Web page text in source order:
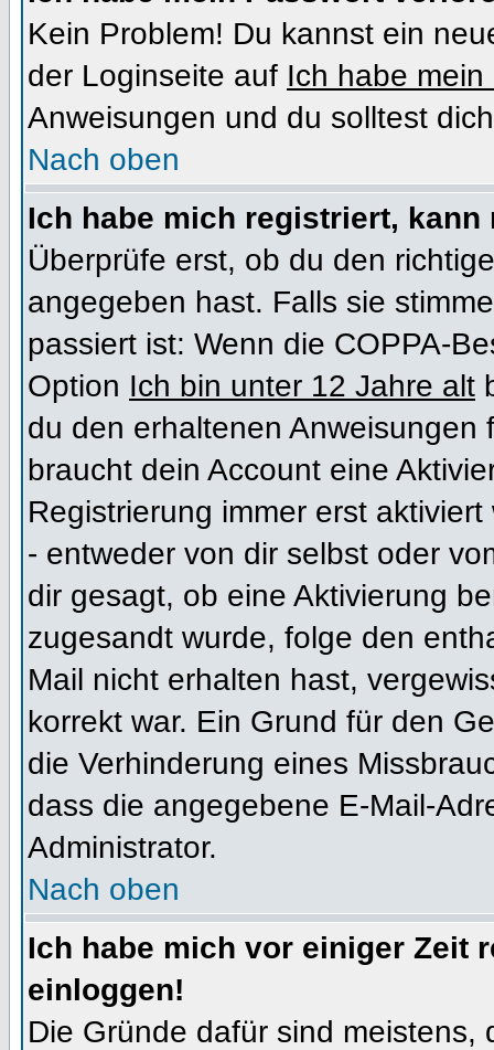
Kein Problem! Du kannst ein
der Loginseite auf Ich habe
Anweisungen und du solltest
Nach oben
Ich habe mich registriert,
Überprüfe erst, ob du den
angegeben hast. Falls sie
passiert ist: Wenn die COPPA-
Option Ich bin unter 12 Jahre alt
du den erhaltenen
braucht dein Account eine
Registrierung immer erst
- entweder von dir selbst oder
dir gesagt, ob eine Aktivierung
zugesandt wurde, folge den
Mail nicht erhalten hast,
korrekt war. Ein Grund für den
die Verhinderung eines
dass die angegebene E-Mail-
Administrator.
Nach oben
Ich habe mich vor einiger Zeit
einloggen!
Die Gründe dafür sind